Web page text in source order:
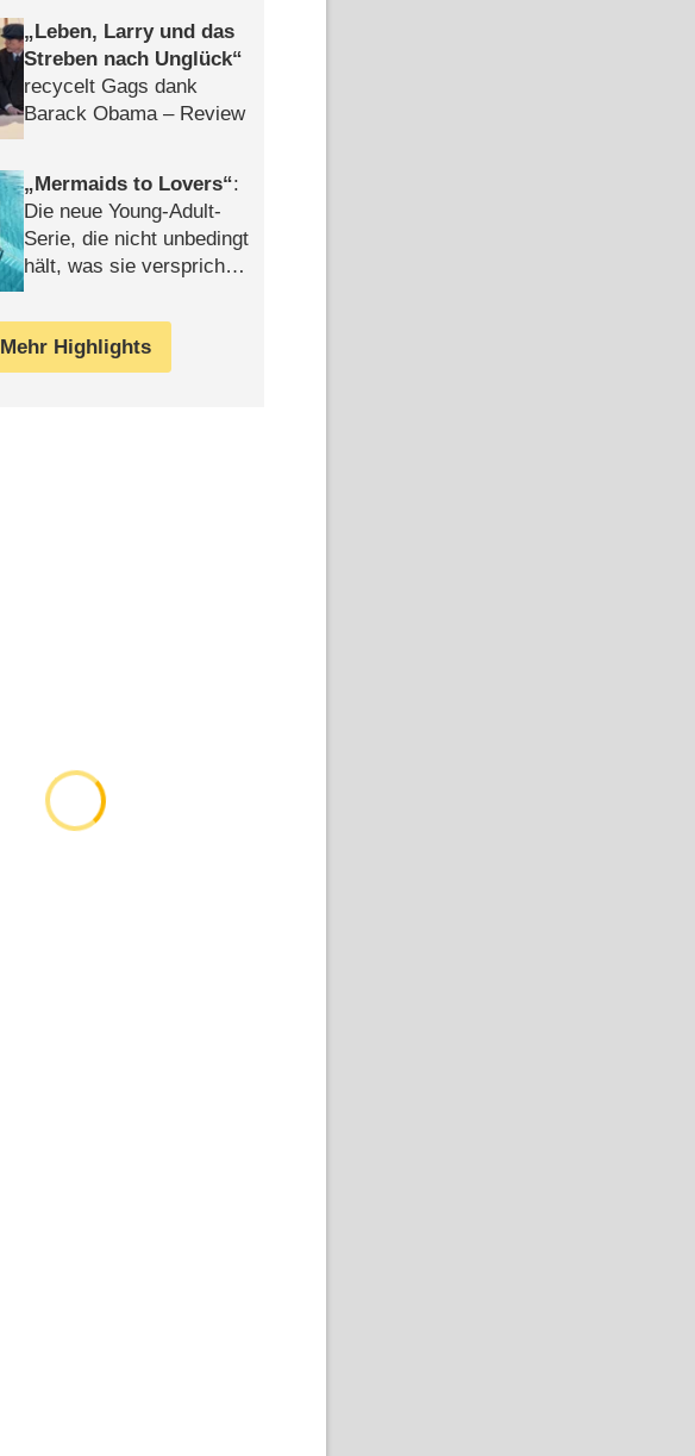
Leben, Larry und das
Streben nach Unglück
recycelt Gags dank
Barack Obama – Review
Mermaids to Lovers :
Die neue Young-Adult-
Serie, die nicht unbedingt
hält, was sie verspricht –
Mehr Highlights